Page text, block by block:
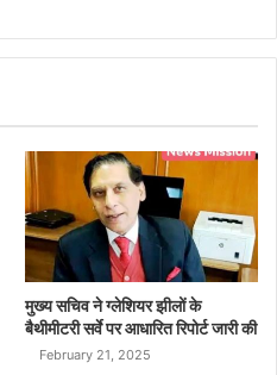
मुख्य सचिव ने ग्लेशियर झीलों के
बैथीमीटरी सर्वे पर आधारित रिपोर्ट जारी की
February 21, 2025